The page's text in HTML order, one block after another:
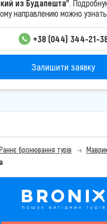
из Будапешта".
направлению можно
+38 (044) 344-21-
Залишити заявку
бронювання турів